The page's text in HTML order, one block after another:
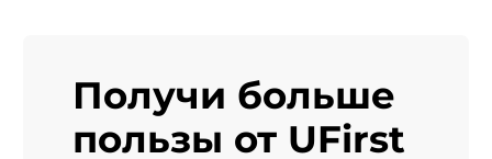
Получи больше
пользы от UFirst